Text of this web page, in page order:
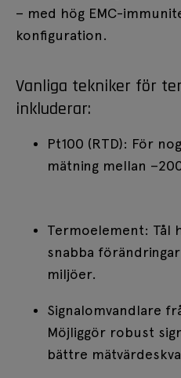
– med hög EMC-
konfiguration.
Vanliga tekniker för
inkluderar:
Pt100 (RTD): För
mätning mellan
Termoelement: Tål
snabba
miljöer.
Signalomvandlare
Möjliggör robust
bättre